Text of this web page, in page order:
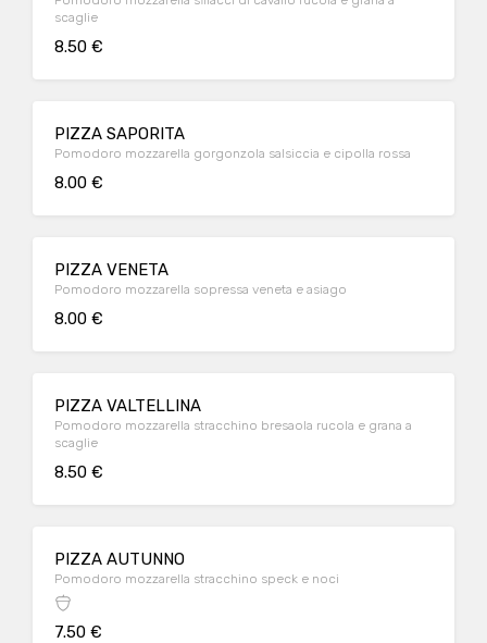
scaglie
8.50 €
PIZZA SAPORITA
Pomodoro mozzarella gorgonzola salsiccia e cipolla rossa
8.00 €
PIZZA VENETA
Pomodoro mozzarella sopressa veneta e asiago
8.00 €
PIZZA VALTELLINA
Pomodoro mozzarella stracchino bresaola rucola e grana a
scaglie
8.50 €
PIZZA AUTUNNO
Pomodoro mozzarella stracchino speck e noci
7.50 €